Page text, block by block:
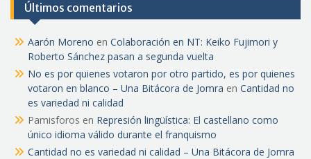
Últimos comentarios
Aarón Moreno en Colaboración en NT: Keiko Fujimori y
Roberto Sánchez pasan a segunda vuelta
No es por quienes votaron por otro partido, es por quienes
votaron en blanco – Una Bitácora de Jomra en Cantidad no
es variedad ni calidad
Pamisforos en Represión lingüística: El castellano como
único idioma válido durante el franquismo
Cantidad no es variedad ni calidad – Una Bitácora de Jomra